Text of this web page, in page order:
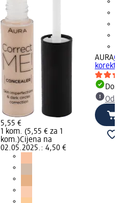
5,55 €
1 kom. (5,55 € za 1
kom.)Cijena na
02.05.2025.: 4,50 €
AURA
korektor